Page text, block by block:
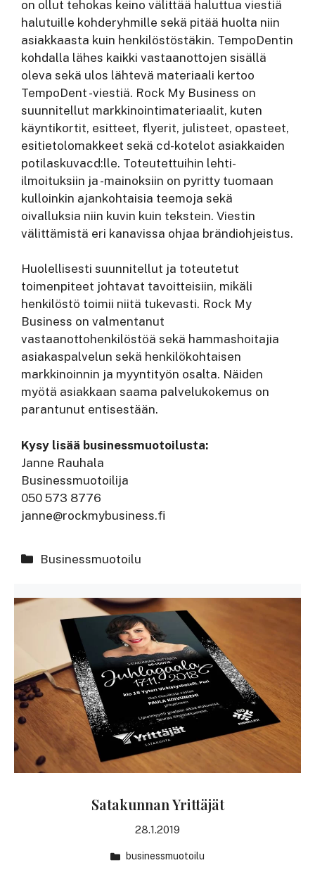
on ollut tehokas keino välittää haluttua viestiä
halutuille kohderyhmille sekä pitää huolta niin
asiakkaasta kuin henkilöstöstäkin. TempoDentin
kohdalla lähes kaikki vastaanottojen sisällä
oleva sekä ulos lähtevä materiaali kertoo
TempoDent -viestiä. Rock My Business on
suunnitellut markkinointimateriaalit, kuten
käyntikortit, esitteet, flyerit, julisteet, opasteet,
esitietolomakkeet sekä cd-kotelot asiakkaiden
potilaskuvacd:lle. Toteutettuihin lehti-
ilmoituksiin ja -mainoksiin on pyritty tuomaan
kulloinkin ajankohtaisia teemoja sekä
oivalluksia niin kuvin kuin tekstein. Viestin
välittämistä eri kanavissa ohjaa brändiohjeistus.
Huolellisesti suunnitellut ja toteutetut
toimenpiteet johtavat tavoitteisiin, mikäli
henkilöstö toimii niitä tukevasti. Rock My
Business on valmentanut
vastaanottohenkilöstöä sekä hammashoitajia
asiakaspalvelun sekä henkilökohtaisen
markkinoinnin ja myyntityön osalta. Näiden
myötä asiakkaan saama palvelukokemus on
parantunut entisestään.
Kysy lisää businessmuotoilusta:
Janne Rauhala
Businessmuotoilija
050 573 8776
janne@rockmybusiness.fi
Kategoriat
Businessmuotoilu
Satakunnan Yrittäjät
28.1.2019
businessmuotoilu